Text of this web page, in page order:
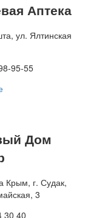
Аптека
ул. Ялтинская
95-55
Дом
Крым, г. Судак,
3
30 40